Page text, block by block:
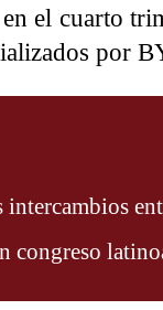
el cuarto
por
congreso